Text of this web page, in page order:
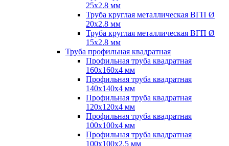
25х2.8 мм
Труба круглая металлическая ВГП Ø
20х2.8 мм
Труба круглая металлическая ВГП Ø
15х2.8 мм
Труба профильная квадратная
Профильная труба квадратная
160х160х4 мм
Профильная труба квадратная
140х140х4 мм
Профильная труба квадратная
120х120х4 мм
Профильная труба квадратная
100х100х4 мм
Профильная труба квадратная
100х100х2.5 мм